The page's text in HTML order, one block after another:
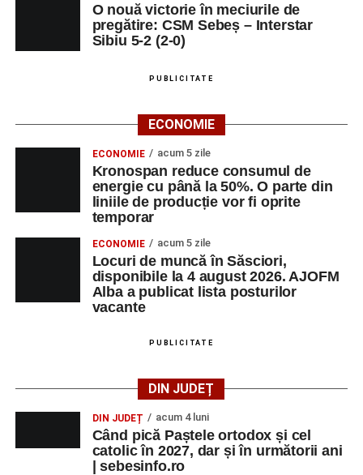
O nouă victorie în meciurile de
pregătire: CSM Sebeș – Interstar
Sibiu 5-2 (2-0)
PUBLICITATE
ECONOMIE
ECONOMIE acum 5 zile
Kronospan reduce consumul de
energie cu până la 50%. O parte din
liniile de producție vor fi oprite
temporar
ECONOMIE acum 5 zile
Locuri de muncă în Săsciori,
disponibile la 4 august 2026. AJOFM
Alba a publicat lista posturilor
vacante
PUBLICITATE
DIN JUDEȚ
DIN JUDEȚ acum 4 luni
Când pică Paștele ortodox și cel
catolic în 2027, dar și în următorii ani
| sebesinfo.ro